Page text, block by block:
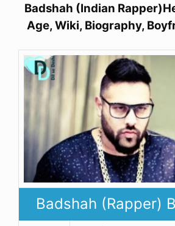
Badshah (Indian
Age, Wiki, Biography,
Badshah (Rapper)